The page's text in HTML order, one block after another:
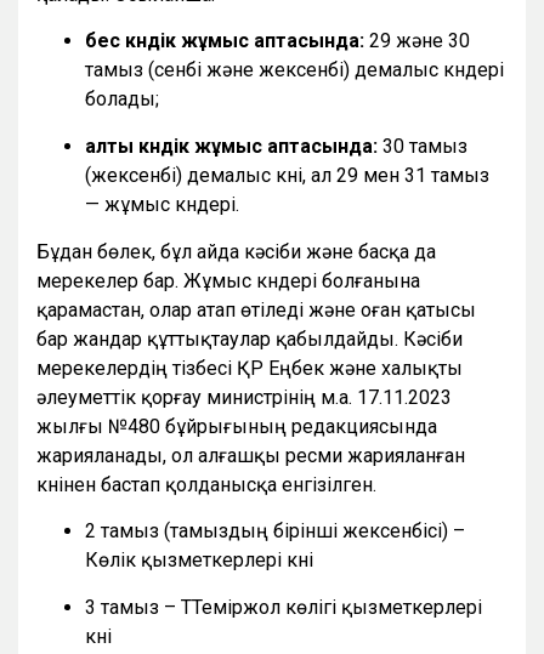
бес күндік жұмыс аптасында: 29 және 30
тамыз (сенбі және жексенбі) демалыс күндері
болады;
алты күндік жұмыс аптасында: 30 тамыз
(жексенбі) демалыс күні, ал 29 мен 31 тамыз
— жұмыс күндері.
Бұдан бөлек, бұл айда кәсіби және басқа да
мерекелер бар. Жұмыс күндері болғанына
қарамастан, олар атап өтіледі және оған қатысы
бар жандар құттықтаулар қабылдайды. Кәсіби
мерекелердің тізбесі ҚР Еңбек және халықты
әлеуметтік қорғау министрінің м.а. 17.11.2023
жылғы №480 бұйрығының редакциясында
жарияланады, ол алғашқы ресми жарияланған
күнінен бастап қолданысқа енгізілген.
2 тамыз (тамыздың бірінші жексенбісі) –
Көлік қызметкерлері күні
3 тамыз – ТТеміржол көлігі қызметкерлері
күні